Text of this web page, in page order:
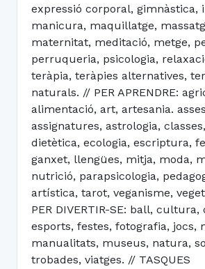
expressió corporal, gimnàstica,
manicura, maquillatge,
maternitat, meditació, metge,
perruqueria, psicologia,
teràpia, teràpies alternatives,
naturals. // PER APRENDRE:
alimentació, art, artesania.
assignatures, astrologia,
dietètica, ecologia, escriptura,
ganxet, llengües, mitja, moda,
nutrició, parapsicologia,
artística, tarot, veganisme,
PER DIVERTIR-SE: ball, cultura,
esports, festes, fotografia, jocs,
manualitats, museus, natura,
trobades, viatges. // TASQUES